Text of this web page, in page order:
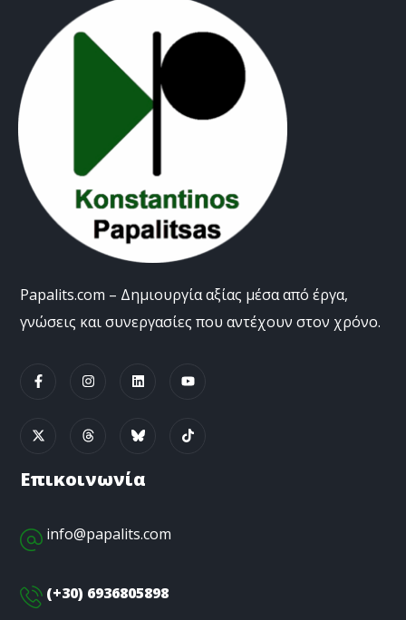
Papalits.com – Δημιουργία αξίας μέσα από έργα,
γνώσεις και συνεργασίες που αντέχουν στον χρόνο.
Επικοινωνία
info@papalits.com
(+30) 6936805898